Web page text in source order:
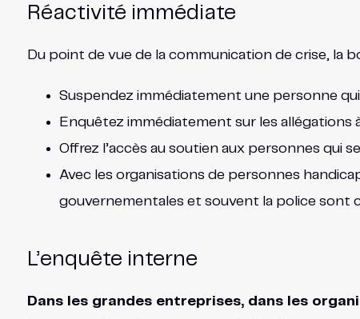
Réactivité immédiate
Du point de vue de la communication de crise, la
Suspendez immédiatement une personne qui
Enquêtez immédiatement sur les allégations
Offrez l’accès au soutien aux personnes qui
Avec les organisations de personnes
gouvernementales et souvent la police sont
L’enquête interne
Dans les grandes entreprises, dans les